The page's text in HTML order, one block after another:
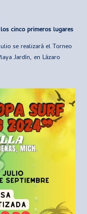
cinco primeros lugares
se realizará el Torneo
Jardín, en Lázaro